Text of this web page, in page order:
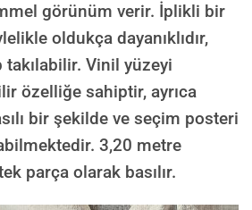
görünüm verir. İplikli bir
oldukça dayanıklıdır,
Vinil yüzeyi
özelliğe sahiptir, ayrıca
bir şekilde ve seçim posteri
3,20 metre
parça olarak basılır.